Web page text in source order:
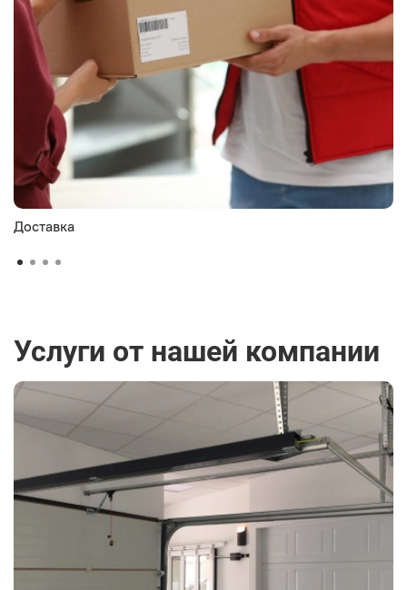
Доставка
Услуги от нашей компании